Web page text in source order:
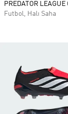
PREDATOR
Futbol, Halı Saha